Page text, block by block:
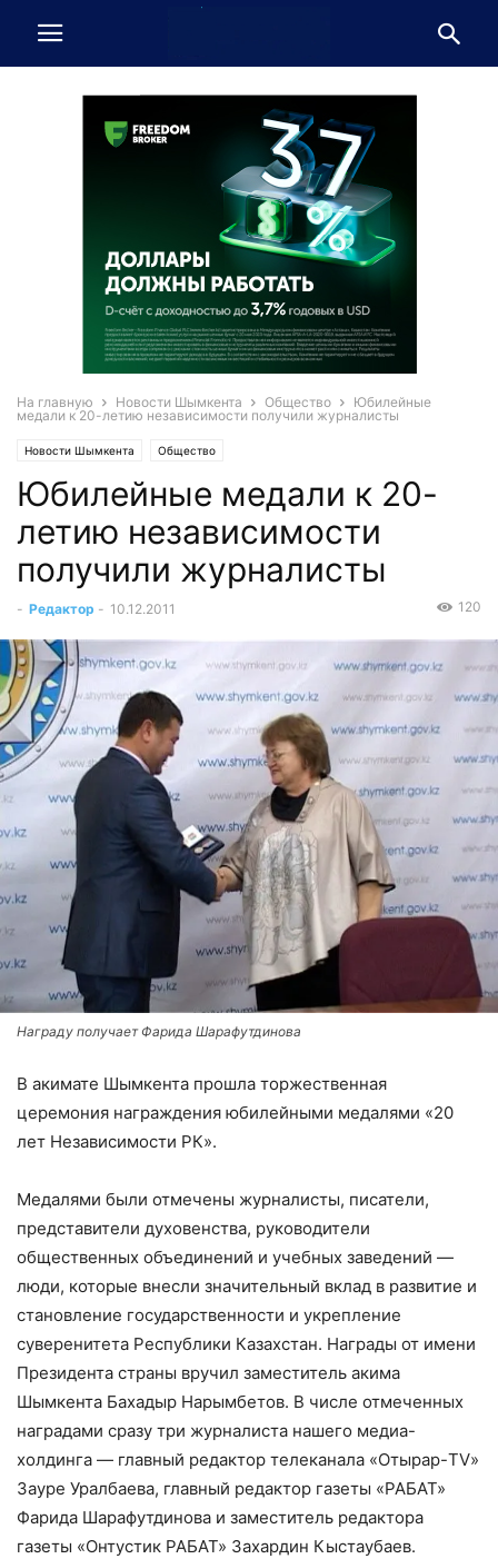
На главную Новости Шымкента Общество
Юбилейные
медали к 20-летию независимости получили журналисты
Новости Шымкента Общество
Юбилейные медали к 20-
летию независимости
получили журналисты
- Редактор - 10.12.2011 120
Награду получает Фарида Шарафутдинова
В акимате Шымкента прошла торжественная
церемония награждения юбилейными медалями «20
лет Независимости РК».
Медалями были отмечены журналисты, писатели,
представители духовенства, руководители
общественных объединений и учебных заведений —
люди, которые внесли значительный вклад в развитие и
становление государственности и укрепление
суверенитета Республики Казахстан. Награды от имени
Президента страны вручил заместитель акима
Шымкента Бахадыр Нарымбетов. В числе отмеченных
наградами сразу три журналиста нашего медиа-
холдинга — главный редактор телеканала «Отырар-TV»
Зауре Уралбаева, главный редактор газеты «РАБАТ»
Фарида Шарафутдинова и заместитель редактора
газеты «Онтустик РАБАТ» Захардин Кыстаубаев.